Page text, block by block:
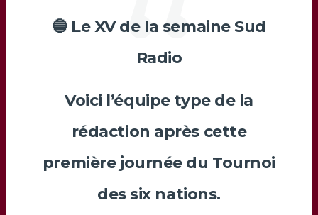
🔵 Le XV de la semaine Sud
Radio
Voici l’équipe type de la
rédaction après cette
première journée du Tournoi
des six nations.